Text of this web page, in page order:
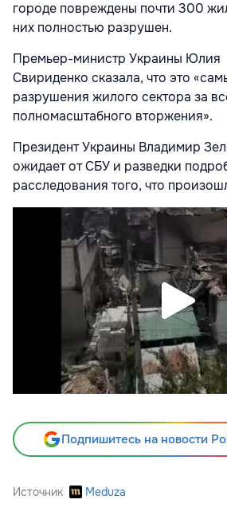
городе повреждены почти 300
них полностью разрушен.
Премьер-министр Украины Юлия
Свириденко сказала, что это
разрушения жилого сектора за
полномасштабного вторжения».
Президент Украины Владимир
ожидает от СБУ и разведки
расследования того, что
Подпишитесь на новости
Источник Meduza